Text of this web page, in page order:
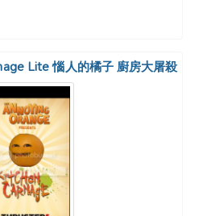
Lite 惱人的橘子 廚房大屠殺